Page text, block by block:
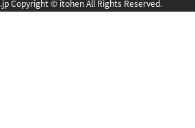
Copyright © itohen All Rights Reserved.